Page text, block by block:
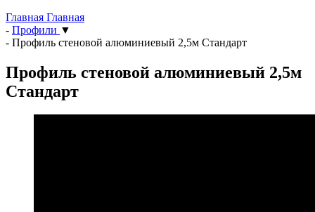
Главная Главная
- Профили ▼
- Профиль стеновой алюминиевый 2,5м Стандарт
Профиль стеновой алюминиевый 2,5м
Стандарт